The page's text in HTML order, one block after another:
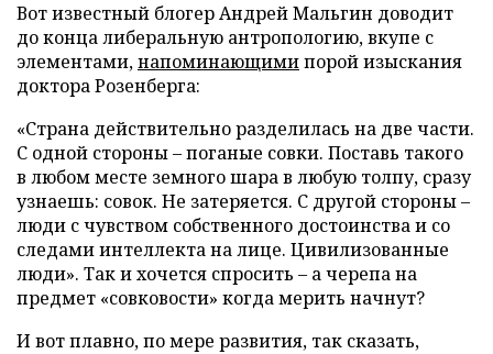
Вот известный блогер Андрей Мальгин доводит
до конца либеральную антропологию, вкупе с
элементами,напоминающимипорой изыскания
доктора Розенберга:
«Страна действительно разделилась на две части.
С одной стороны – поганые совки. Поставь такого
в любом месте земного шара в любую толпу, сразу
узнаешь: совок. Не затеряется. С другой стороны –
люди с чувством собственного достоинства и со
следами интеллекта на лице. Цивилизованные
люди». Так и хочется спросить – а черепа на
предмет «совковости» когда мерить начнут?
И вот плавно, по мере развития, так сказать,